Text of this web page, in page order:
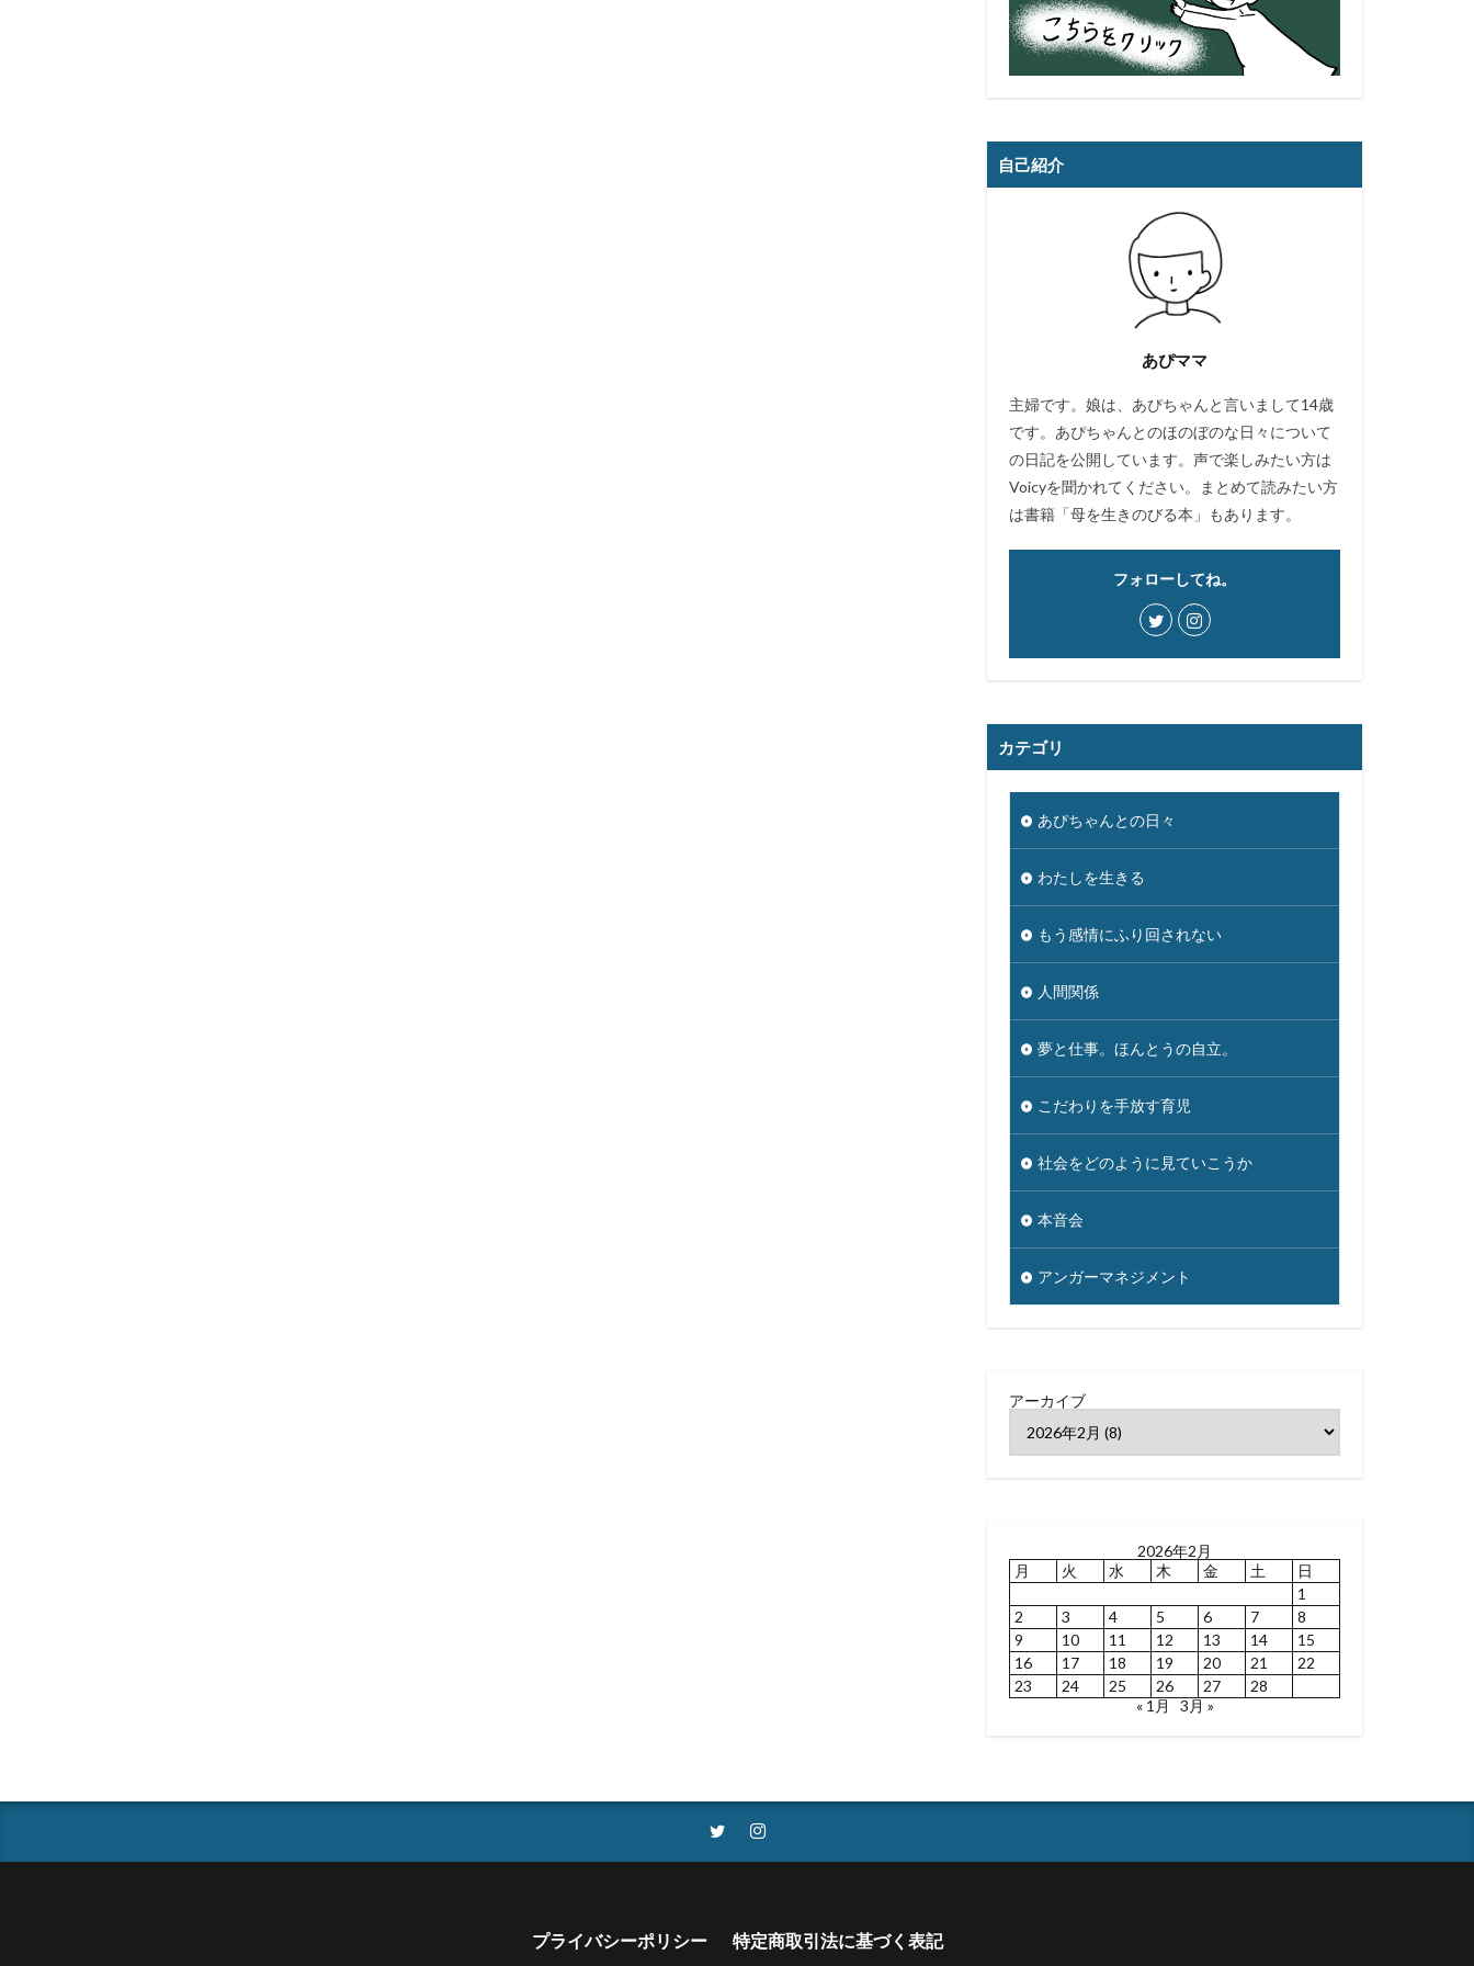
自己紹介
あぴママ
主婦です。娘は、あぴちゃんと言いまして14歳
です。あぴちゃんとのほのぼのな日々について
の日記を公開しています。声で楽しみたい方は
Voicyを聞かれてください。まとめて読みたい方
は書籍「母を生きのびる本」もあります。
フォローしてね。
カテゴリ
あぴちゃんとの日々
わたしを生きる
もう感情にふり回されない
人間関係
夢と仕事。ほんとうの自立。
こだわりを手放す育児
社会をどのように見ていこうか
本音会
アンガーマネジメント
アーカイブ
2026年2月
月
火 水 木 金 土
日
1
2
3 4 5 6 7
8
9
10 11 12 13 14
15
16
17 18 19 20 21
22
23
24 25 26 27
28
« 1月
3月 »
プライバシーポリシー 特定商取引法に基づく表記